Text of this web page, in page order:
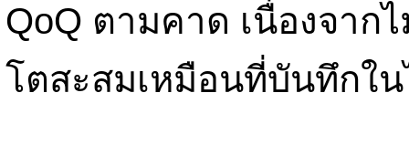
QoQ ตามคาด เนื่องจาก
โตสะสมเหมือนที่บันทึกใน